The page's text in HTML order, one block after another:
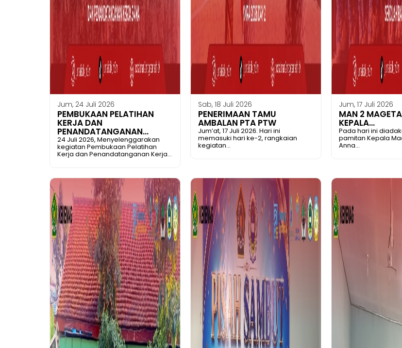
Jum, 24 Juli 2026
PEMBUKAAN PELATIHAN
KERJA DAN
PENANDATANGANAN...
24 Juli 2026, Menyelenggarakan
kegiatan Pembukaan Pelatihan
Kerja dan Penandatanganan Kerja...
Sab, 18 Juli 2026
PENERIMAAN TAMU
AMBALAN PTA PTW
Jum’at, 17 Juli 2026. Hari ini
memasuki hari ke-2, rangkaian
kegiatan...
Jum, 17 Juli 2026
MAN 2
KEPALA...
Pada hari ini
pamitan Kepala
Anna...